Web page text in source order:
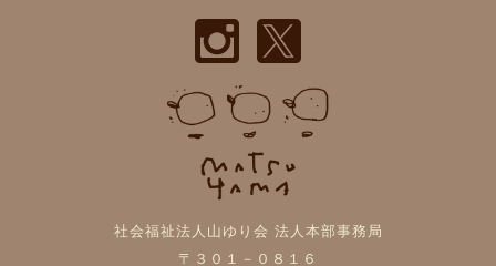
社会福祉法人山ゆり会 法人本部事務局
〒３０１－０８１６